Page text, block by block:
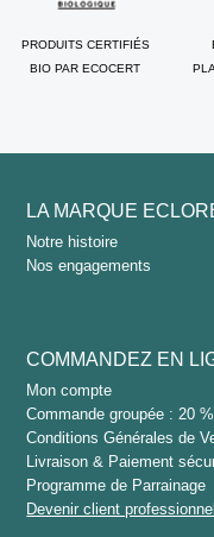
PRODUITS CERTIFIÉS
BIO PAR ECOCERT
LA MARQUE
Notre histoire
Nos engagements
COMMANDEZ EN
Mon compte
Commande groupée : 20
Conditions Générales de
Livraison & Paiement
Programme de Parrainage
Devenir client professionnel